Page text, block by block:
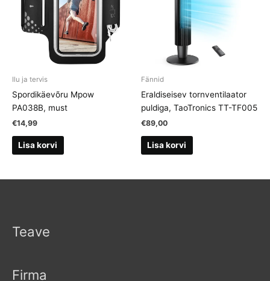
Ilu ja tervis
Spordikäevõru Mpow
PA038B, must
€14,99
Lisa korvi
Fännid
Eraldiseisev tornventilaator
puldiga, TaoTronics TT-TF005
€89,00
Lisa korvi
Teave
Firma